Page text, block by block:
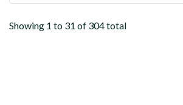
Showing 1 to 31 of 304 total